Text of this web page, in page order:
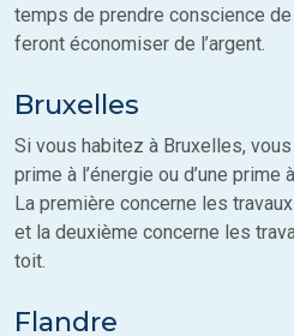
temps de prendre conscience
feront économiser de l’argent.
Bruxelles
Si vous habitez à Bruxelles,
prime à l’énergie ou d’une prime
La première concerne les
et la deuxième concerne les
toit.
Flandre